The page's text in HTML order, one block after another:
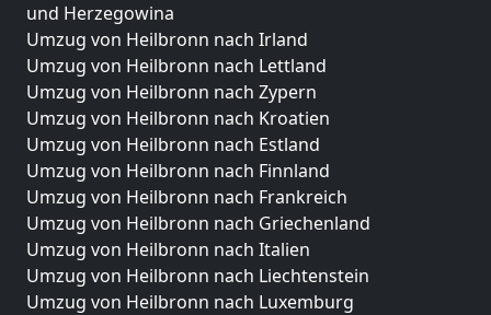
und Herzegowina
Umzug von Heilbronn nach Irland
Umzug von Heilbronn nach Lettland
Umzug von Heilbronn nach Zypern
Umzug von Heilbronn nach Kroatien
Umzug von Heilbronn nach Estland
Umzug von Heilbronn nach Finnland
Umzug von Heilbronn nach Frankreich
Umzug von Heilbronn nach Griechenland
Umzug von Heilbronn nach Italien
Umzug von Heilbronn nach Liechtenstein
Umzug von Heilbronn nach Luxemburg